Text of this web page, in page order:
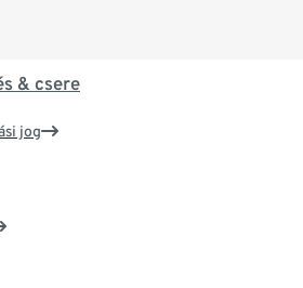
& csere
jog